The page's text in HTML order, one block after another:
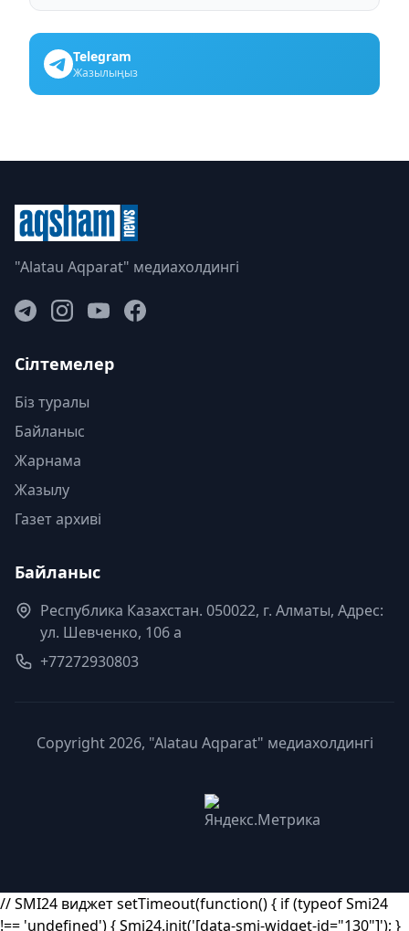
Telegram
Жазылыңыз
"Alatau Aqparat" медиахолдингі
Сілтемелер
Біз туралы
Байланыс
Жарнама
Жазылу
Газет архиві
Байланыс
Республика Казахстан. 050022, г. Алматы, Адрес:
ул. Шевченко, 106 а
+77272930803
Copyright 2026, "Alatau Aqparat" медиахолдингі
// SMI24 виджет setTimeout(function() { if (typeof Smi24
!== 'undefined') { Smi24.init('[data-smi-widget-id="130"]'); }